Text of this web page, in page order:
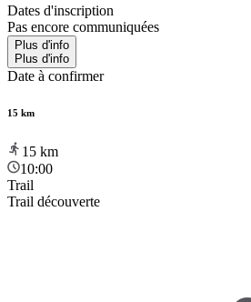
Dates d'inscription
Pas encore communiquées
Plus d'info
Plus d'info
Date à confirmer
15 km
15 km
10:00
Trail
Trail découverte